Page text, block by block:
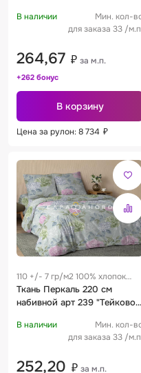
В наличии
Мин. кол-
для заказа 33 /
264,67 ₽ за м.п.
+262 бонус
В корзину
Цена за рулон: 8 734 ₽
110 +/- 7 гр/м2 100% хлопок
0.25 м
Ткань Перкаль 220 см
набивной арт 239 "Тейково"
нежность"
В наличии
Мин. кол-
для заказа 33 /
252,20 ₽ за м.п.